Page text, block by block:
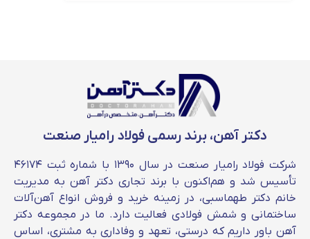
5 منظومه و نمودار تغییر قیمت آن را در صفحه
مربوطه مشاهده کنید.
کارخانه نبشی منظومه اصفهان
کارخانه نبشی منظومه یکی از بزرگترین مجتمع های
تولید مقاطع فولادی در اصفهان است؛ این
مجموعه سالانه بیش از 90 هزار تن نبشی و
ناودانی را تولید می کند. قیمت نبشی و ناودانی
دکتر آهن، برند رسمی فولاد رامیار صنعت
شرکت فولاد رامیار صنعت در سال ۱۳۹۰ با شماره ثبت ۴۶۱۷۴
تأسیس شد و هم‌اکنون با برند تجاری دکتر آهن به مدیریت
خانم دکتر طهماسبی، در زمینه خرید و فروش انواع آهن‌آلات
ساختمانی و شمش فولادی فعالیت دارد. ما در مجموعه دکتر
آهن باور داریم که درستی، تعهد و وفاداری به مشتری، اساس